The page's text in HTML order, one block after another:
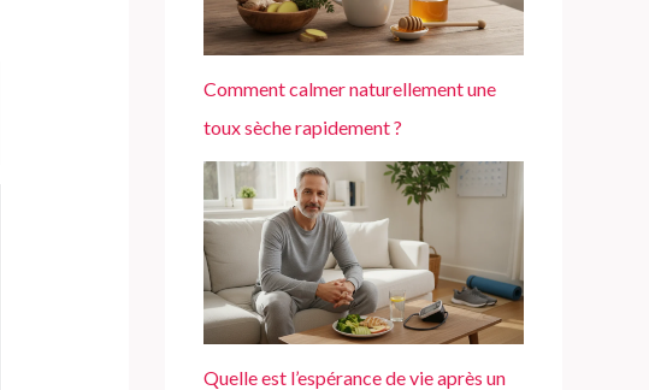
Comment calmer naturellement une
toux sèche rapidement ?
Quelle est l’espérance de vie après un